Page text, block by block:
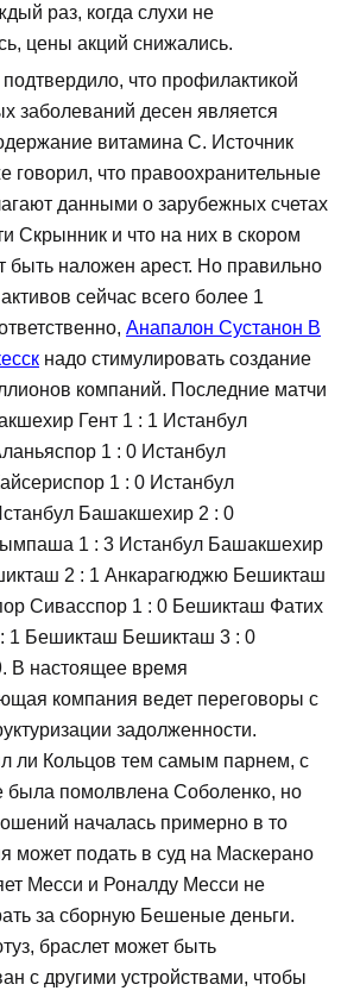
раз, когда слухи не
цены акций снижались.
что профилактикой
заболеваний десен является
витамина С. Источник
говорил, что правоохранительные
данными о зарубежных счетах
Скрынник и что на них в скором
быть наложен арест. Но правильно
сейчас всего более 1
Анапалон Сустанон В
надо стимулировать создание
компаний. Последние матчи
Гент 1 : 1 Истанбул
1 : 0 Истанбул
1 : 0 Истанбул
Башакшехир 2 : 0
1 : 3 Истанбул Башакшехир
2 : 1 Анкарагюджю Бешикташ
Сивасспор 1 : 0 Бешикташ Фатих
1 Бешикташ Бешикташ 3 : 0
В настоящее время
компания ведет переговоры с
задолженности.
ли Кольцов тем самым парнем, с
была помолвлена Соболенко, но
началась примерно в то
может подать в суд на Маскерано
Месси и Роналду Месси не
за сборную Бешеные деньги.
браслет может быть
с другими устройствами, чтобы